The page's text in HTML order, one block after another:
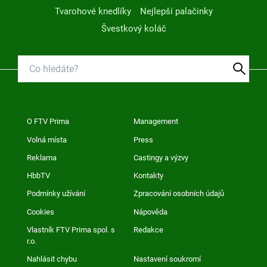
Tvarohové knedlíky
Nejlepší palačinky
Švestkový koláč
O FTV Prima Management
Volná místa Press
Reklama Castingy a výzvy
HbbTV Kontakty
Podmínky užívání Zpracování osobních údajů
Cookies Nápověda
Vlastník FTV Prima spol. s
r.o.
Redakce
Nahlásit chybu Nastavení soukromí